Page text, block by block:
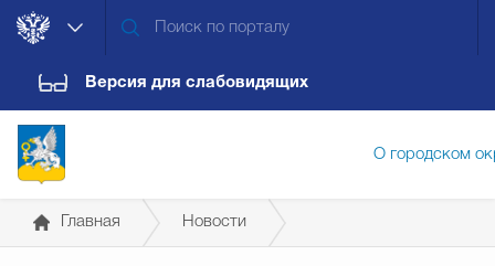
Версия для слабовидящих
О городском
Главная Новости